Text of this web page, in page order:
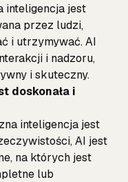
inteligencja jest
przez ludzi,
i utrzymywać. AI
i nadzoru,
i skuteczny.
doskonała i
inteligencja jest
AI jest
na których jest
lub